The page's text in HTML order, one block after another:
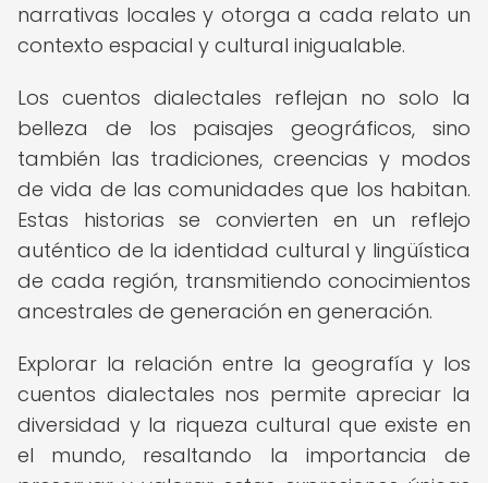
narrativas locales y otorga a cada relato un
contexto espacial y cultural inigualable.
Los cuentos dialectales reflejan no solo la
belleza de los paisajes geográficos, sino
también las tradiciones, creencias y modos
de vida de las comunidades que los habitan.
Estas historias se convierten en un reflejo
auténtico de la identidad cultural y lingüística
de cada región, transmitiendo conocimientos
ancestrales de generación en generación.
Explorar la relación entre la geografía y los
cuentos dialectales nos permite apreciar la
diversidad y la riqueza cultural que existe en
el mundo, resaltando la importancia de